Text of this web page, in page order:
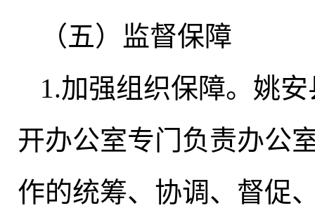
（五）监督保障
1.加强组织保障。 姚
开办公室专门负责办公
作的统筹、协调、督促